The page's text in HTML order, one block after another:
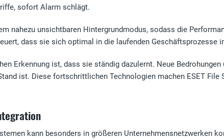
sofort Alarm schlägt.
nahezu unsichtbaren Hintergrundmodus, sodass die
dass sie sich optimal in die laufenden Geschäftsprozesse
Erkennung ist, dass sie ständig dazulernt. Neue
ist. Diese fortschrittlichen Technologien machen ESET
kann besonders in größeren Unternehmensnetzwerken